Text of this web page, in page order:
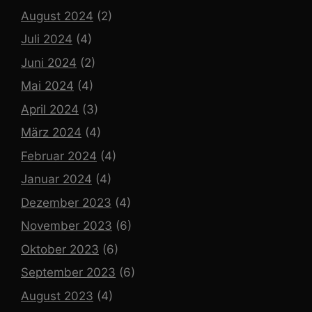
August 2024 (2)
Juli 2024 (4)
Juni 2024 (2)
Mai 2024 (4)
April 2024 (3)
März 2024 (4)
Februar 2024 (4)
Januar 2024 (4)
Dezember 2023 (4)
November 2023 (6)
Oktober 2023 (6)
September 2023 (6)
August 2023 (4)